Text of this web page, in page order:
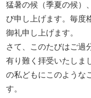
猛暑の候（季夏の候）
び申し上げます。毎度
御礼申し上げます。
さて、このたびはご過
有り難く拝受いたしま
の私どもにこのような
す。